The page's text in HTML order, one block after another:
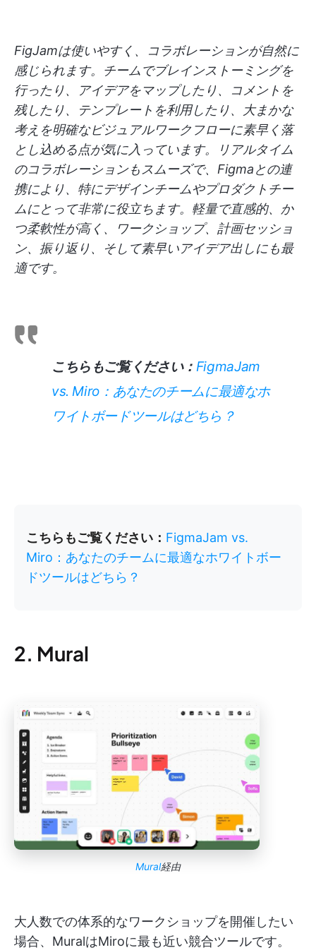
FigJamは使いやすく、コラボレーションが自然に
感じられます。チームでブレインストーミングを
行ったり、アイデアをマップしたり、コメントを
残したり、テンプレートを利用したり、大まかな
考えを明確なビジュアルワークフローに素早く落
とし込める点が気に入っています。リアルタイム
のコラボレーションもスムーズで、Figmaとの連
携により、特にデザインチームやプロダクトチー
ムにとって非常に役立ちます。軽量で直感的、か
つ柔軟性が高く、ワークショップ、計画セッショ
ン、振り返り、そして素早いアイデア出しにも最
適です。
こちらもご覧ください： FigmaJam
vs. Miro：あなたのチームに最適なホ
ワイトボードツールはどちら？
こちらもご覧ください： FigmaJam vs.
Miro：あなたのチームに最適なホワイトボー
ドツールはどちら？
2. Mural
Mural経由
大人数での体系的なワークショップを開催したい
場合、MuralはMiroに最も近い競合ツールです。